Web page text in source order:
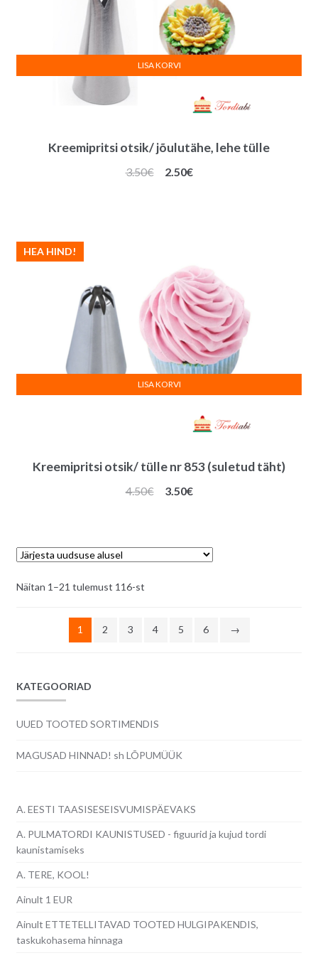
Kreemipritsi otsik/ jõulutähe, lehe tülle
3.50€
Algne
2.50€Praegune
LISA KORVI
Kreemipritsi otsik/ tülle nr 853 (suletud täht)
HEA HIND!
4.50€
Algne
3.50€Praegune
LISA KORVI
Näitan 1–21 tulemust 116-stSorditud
1
2 3 4 5 6 →
KATEGOORIAD
UUED TOOTED SORTIMENDIS
MAGUSAD HINNAD! sh LÕPUMÜÜK
A. EESTI TAASISESEISVUMISPÄEVAKS
A. PULMATORDI KAUNISTUSED - figuurid ja kujud tordi
kaunistamiseks
A. TERE, KOOL!
Ainult 1 EUR
Ainult ETTETELLITAVAD TOOTED HULGIPAKENDIS,
taskukohasema hinnaga